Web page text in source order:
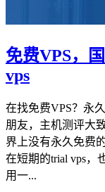
免费VPS，
vps
在找免费VPS？永
朋友，主机测评大
界上没有永久免费
在短期的trial vps，
用一...